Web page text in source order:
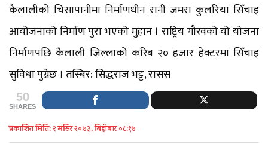
कैलालीको चिसापानीमा निर्माणधीन रानी जमरा कुलरिया सिँचाइ
आयोजनाको निर्माण पुरा भएको मुहान । राष्ट्रिय गौरवको यो योजना
निर्माणपछि कैलाली जिल्लाको करिब २० हजार हेक्टरमा सिँचाइ
सुविधा पुग्नेछ । तस्बिर: सिद्धराज भट्ट, रासस
50
SHARES
प्रकाशित मिति: २ मंसिर २०७३, बिहीबार ०८:१७